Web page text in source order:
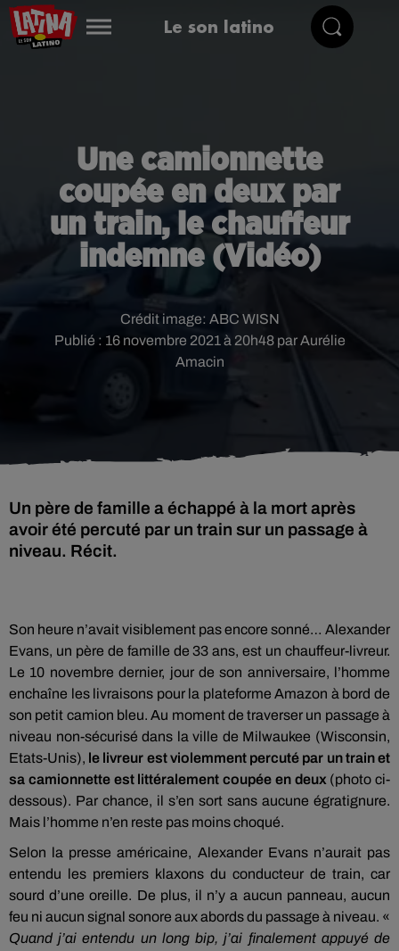
Le son latino
Une camionnette
coupée en deux par
un train, le chauffeur
indemne (Vidéo)
Publié : 16 novembre 2021 à 20h48 par Aurélie
Amacin
Crédit image: ABC WISN
Un père de famille a échappé à la mort après
avoir été percuté par un train sur un passage à
niveau. Récit.
Son heure n’avait visiblement pas encore sonné… Alexander
Evans, un père de famille de 33 ans, est un chauffeur-livreur.
Le 10 novembre dernier, jour de son anniversaire, l’homme
enchaîne les livraisons pour la plateforme Amazon à bord de
son petit camion bleu. Au moment de traverser un passage à
niveau non-sécurisé dans la ville de Milwaukee (Wisconsin,
Etats-Unis), le livreur est violemment percuté par un train et
sa camionnette est littéralement coupée en deux (photo ci-
dessous). Par chance, il s’en sort sans aucune égratignure.
Mais l’homme n’en reste pas moins choqué.
Selon la presse américaine, Alexander Evans n’aurait pas
entendu les premiers klaxons du conducteur de train, car
sourd d’une oreille. De plus, il n’y a aucun panneau, aucun
feu ni aucun signal sonore aux abords du passage à niveau. «
Quand j’ai entendu un long bip, j’ai finalement appuyé de